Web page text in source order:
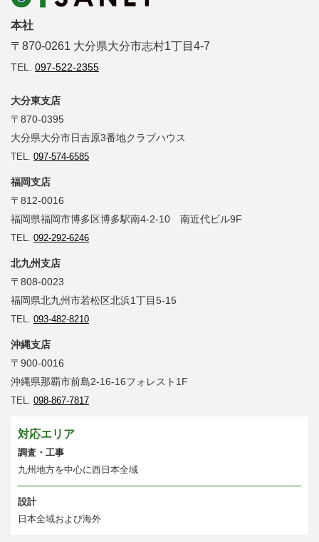
本社
〒870-0261 大分県大分市志村1丁目4-7
TEL. 097-522-2355
大分東支店
〒870-0395
大分県大分市日吉原3番地クラブハウス
TEL. 097-574-6585
福岡支店
〒812-0016
福岡県福岡市博多区博多駅南4-2-10 南近代ビル9F
TEL. 092-292-6246
北九州支店
〒808-0023
福岡県北九州市若松区北浜1丁目5-15
TEL. 093-482-8210
沖縄支店
〒900-0016
沖縄県那覇市前島2-16-16フォレスト1F
TEL. 098-867-7817
対応エリア
調査・工事
九州地方を中心に西日本全域
設計
日本全域および海外